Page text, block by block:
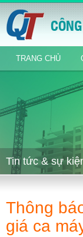
TRANG CHỦ
Tin tức & sự
Thông
giá ca